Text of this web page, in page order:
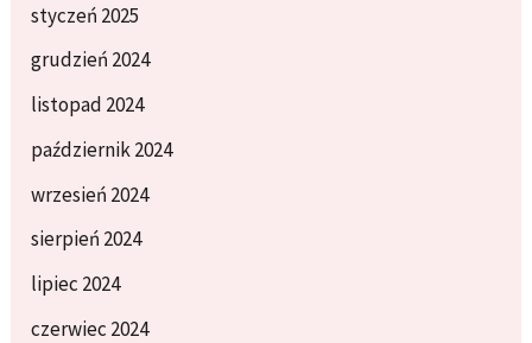
styczeń 2025
grudzień 2024
listopad 2024
październik 2024
wrzesień 2024
sierpień 2024
lipiec 2024
czerwiec 2024